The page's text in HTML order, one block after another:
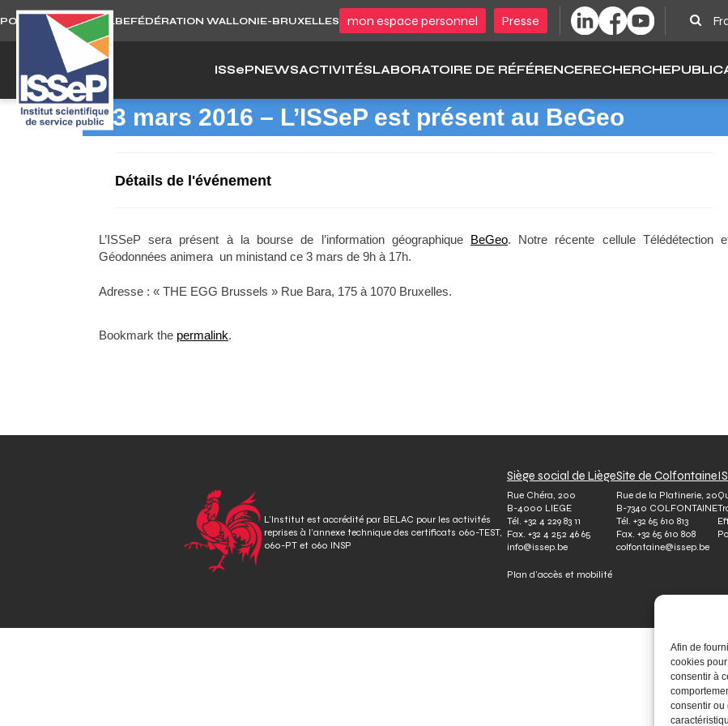
Afin de
cookies
consentir à
consentir ou
Skip
to
content
PORTAIL WALLONIE.BEFÉDÉRATION WALLONIE-BRUXELLES mon espace personnel Presse
ISSePNEWSACTIVITÉSLABORATOIRE DE RÉFÉRENCERECHERCHE
03 mars 2016 – L’ISSeP est présent au BeGeo
Détails de l'événement
L’ISSeP sera présent à la bourse de l’information géographique BeGeo. Notre récente cellule Télédétection
Géodonnées animera un ministand ce 3 mars de 9h à 17h.
Adresse : « THE EGG Brussels » Rue Bara, 175 à 1070 Bruxelles.
Bookmark the permalink.
s
L’Institut est accrédité par BELAC pour les activités
reprises à l’annexe technique des certificats 060-TEST,
060-PT et 060 INSP
Siège social de Liège
Rue Chéra, 200
B-4000 LIEGE
Tél. +32 4 229 83 11
Fax. +32 4 252 46 65
info@issep.be
Plan d’accès et mobilité
Site de Colfontaine
Rue de la Platinerie, 20
B-7340 COLFONTAINE
Tél. +32 65 610 813
Fax. +32 65 610 808
colfontaine@issep.be